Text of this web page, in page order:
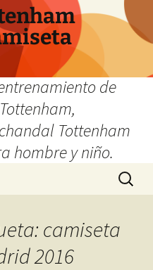
de
Tottenham
hombre y niño.
Buscar:
camiseta
2016